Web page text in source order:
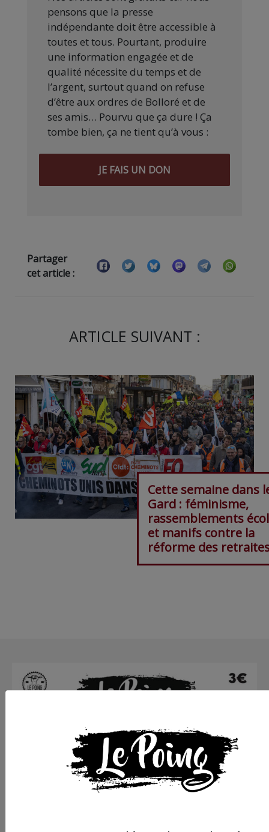
pensons que la presse
indépendante doit être accessible à
toutes et tous. Pourtant, produire
une information engagée et de
qualité nécessite du temps et de
l’argent, surtout quand on refuse
d’être aux ordres de Bolloré et de
ses amis… Pourvu que ça dure ! Ça
tombe bien, ça ne tient qu’à vous :
JE FAIS UN DON
Partager
cet article :
ARTICLE SUIVANT :
Cette semaine dans
Gard : féminisme,
rassemblements
et manifs contre la
réforme des